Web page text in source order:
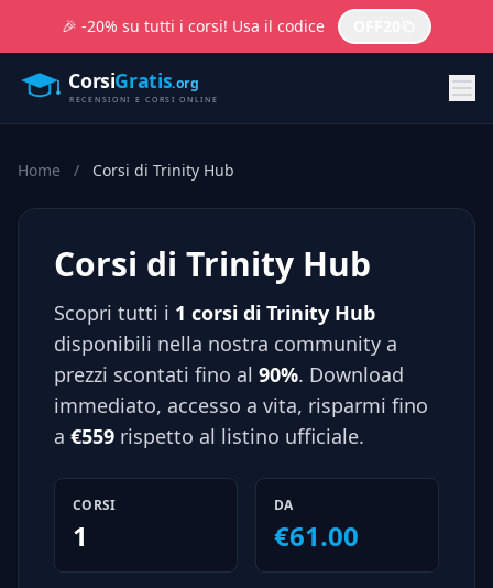
🎉 -20% su tutti i corsi! Usa il codice
Home / Corsi di Trinity Hub
Corsi di Trinity Hub
Scopri tutti i 1 corsi di Trinity Hub
disponibili nella nostra community a
prezzi scontati fino al 90%. Download
immediato, accesso a vita, risparmi fino
a €559 rispetto al listino ufficiale.
CORSI
1
DA
€61.00